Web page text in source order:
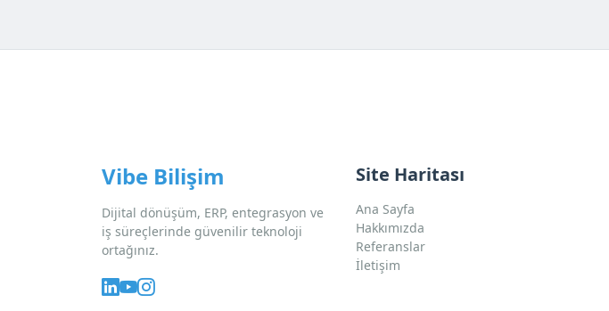
Vibe Bilişim
Dijital dönüşüm, ERP, entegrasyon ve
iş süreçlerinde güvenilir teknoloji
ortağınız.
Site Haritası
Ana Sayfa
Hakkımızda
Referanslar
İletişim